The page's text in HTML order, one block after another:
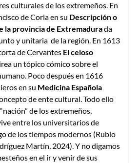
culturales de los extremeños. En
de Coria en su Descripción o
la provincia de Extremadurada
y unitaria de la región. En 1613
de Cervantes El celoso
un tópico cómico sobre el
Poco después en 1616
en su Medicina Española
de ente cultural. Todo ello
de los extremeños,
entre los universitarios de
de los tiempos modernos (Rubio
Martín, 2024). Y no digamos
en el ir y venir de sus